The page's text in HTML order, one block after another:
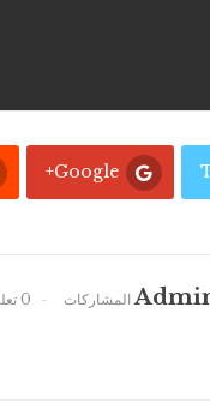
Google+
0 تعليقات